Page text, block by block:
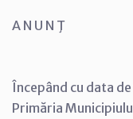
A N U N Ţ
Începând cu data
Primăria